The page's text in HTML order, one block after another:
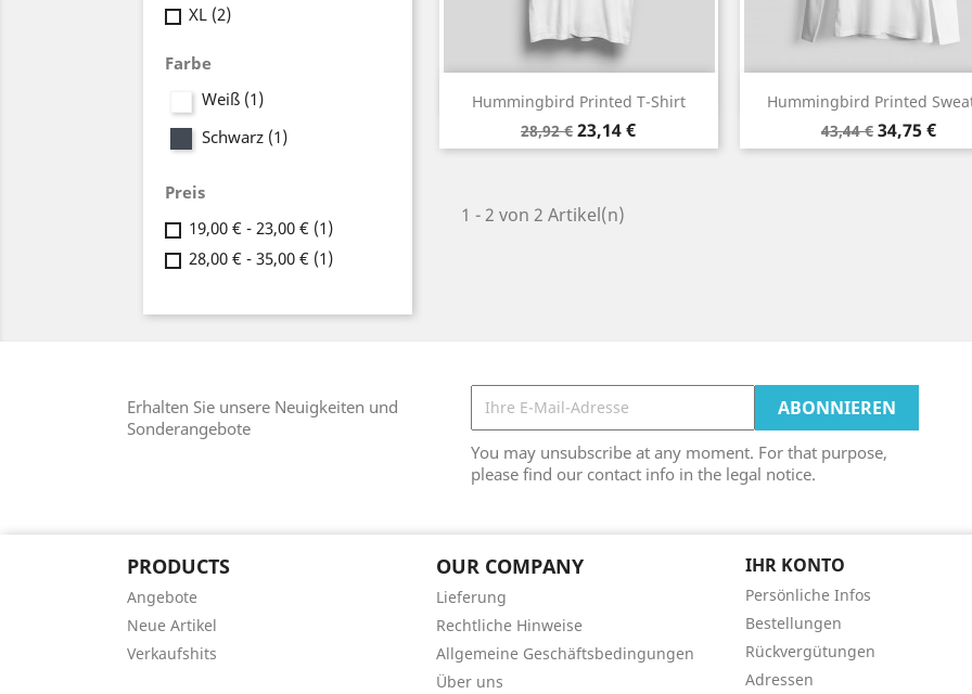
XL (2)
Farbe
Weiß (1)
Schwarz (1)
Preis
19,00 € - 23,00 € (1)
28,00 € - 35,00 € (1)
Hummingbird Printed T-Shirt
Verkaufspreis
28,92 € Preis
23,14 €
Vorschau
Weiß Schwarz
Hummingbird Printed
Verkaufspreis
43,44 € Preis
34,75 €
Vorschau
1 - 2 von 2 Artikel(n)
Erhalten Sie unsere Neuigkeiten und
Sonderangebote
You may unsubscribe at any moment. For that purpose,
please find our contact info in the legal notice.
PRODUCTS
Angebote
Neue Artikel
Verkaufshits
OUR COMPANY
Lieferung
Rechtliche Hinweise
Allgemeine Geschäftsbedingungen
Über uns
IHR KONTO
Persönliche Infos
Bestellungen
Rückvergütungen
Adressen